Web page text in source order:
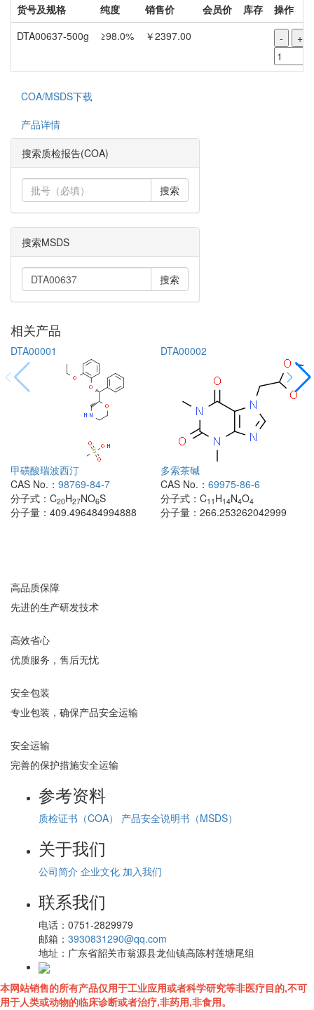
货号及规格 纯度 销售价 会员价 库存
操作
DTA00637-500g
≥98.0% ￥2397.00 - +
COA/MSDS下载
产品详情
搜索质检报告(COA)
搜索
搜索MSDS
搜索
相关产品
DTA00001
甲磺酸瑞波西汀
CAS No.： 98769-84-7
分子式： C20H27NO6S
分子量： 409.496484994888
DTA00002
多索茶碱
CAS No.： 69975-86-6
分子式： C11 H14N4O4
分子量： 266.253262042999
高品质保障
先进的生产研发技术
高效省心
优质服务，售后无忧
安全包装
专业包装，确保产品安全运输
安全运输
完善的保护措施安全运输
参考资料
质检证书（COA） 产品安全说明书（MSDS）
关于我们
公司简介 企业文化 加入我们
联系我们
电话： 0751-2829979
邮箱： 3930831290@qq.com
地址： 广东省韶关市翁源县龙仙镇高陈村莲塘尾组
本网站销售的所有产品仅用于工业应用或者科学研究等非医疗目的,不可
用于人类或动物的临床诊断或者治疗,非药用,非食用。